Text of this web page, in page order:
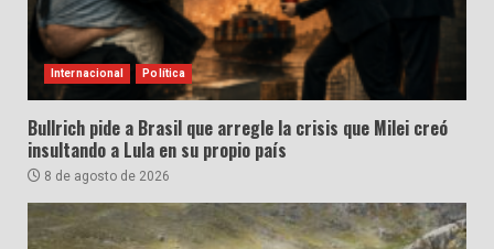
Internacional Política
Bullrich pide a Brasil que arregle la crisis que Milei creó
insultando a Lula en su propio país
8 de agosto de 2026